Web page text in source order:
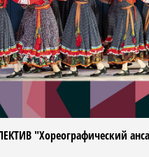
"Хореографический